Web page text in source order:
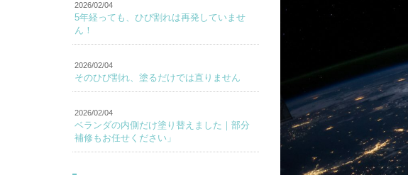
2026/02/04
5年経っても、ひび割れは再発していませ
ん！
2026/02/04
そのひび割れ、塗るだけでは直りません
2026/02/04
ベランダの内側だけ塗り替えました｜部分
補修もお任せください」